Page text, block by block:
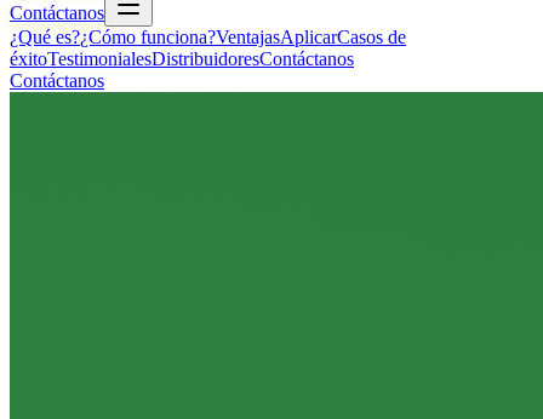
Contáctanos
¿Qué es?¿Cómo funciona?VentajasAplicarCasos de
éxitoTestimonialesDistribuidoresContáctanos
Contáctanos